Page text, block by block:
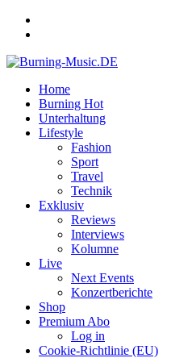
Home
Burning Hot
Unterhaltung
Lifestyle
Fashion
Sport
Travel
Technik
Exklusiv
Reviews
Interviews
Kolumne
Live
Next Events
Konzertberichte
Shop
Premium Abo
Log in
Cookie-Richtlinie (EU)